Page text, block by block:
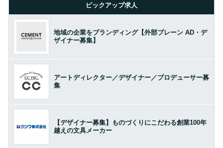
ピックアップ求人
地域の企業をブランディング【外部ブレーン AD・デ
ザイナー募集】
アートディレクター／デザイナー／プロデューサー募
集
【デザイナー募集】ものづくりにこだわる創業100年
越えの文具メーカー